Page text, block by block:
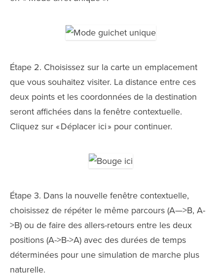
Étape 2. Choisissez sur la carte un emplacement
que vous souhaitez visiter. La distance entre ces
deux points et les coordonnées de la destination
seront affichées dans la fenêtre contextuelle.
Cliquez sur « Déplacer ici » pour continuer.
Étape 3. Dans la nouvelle fenêtre contextuelle,
choisissez de répéter le même parcours (A—>B, A-
>B) ou de faire des allers-retours entre les deux
positions (A->B->A) avec des durées de temps
déterminées pour une simulation de marche plus
naturelle.